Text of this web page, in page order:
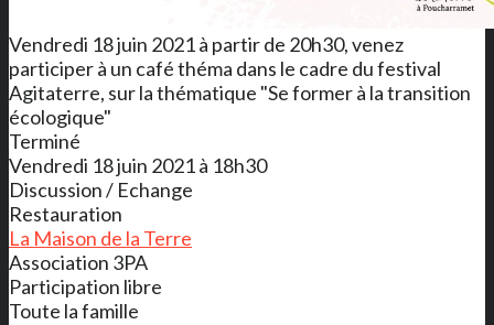
Vendredi 18 juin 2021 à partir de 20h30, venez
participer à un café théma dans le cadre du festival
Agitaterre, sur la thématique "Se former à la transition
écologique"
Terminé
Vendredi 18 juin 2021 à 18h30
Discussion / Echange
Restauration
La Maison de la Terre
Association 3PA
Participation libre
Toute la famille